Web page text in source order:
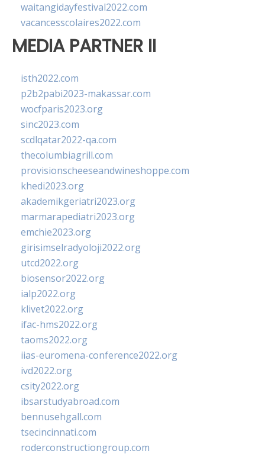
waitangidayfestival2022.com
vacancesscolaires2022.com
MEDIA PARTNER II
isth2022.com
p2b2pabi2023-makassar.com
wocfparis2023.org
sinc2023.com
scdlqatar2022-qa.com
thecolumbiagrill.com
provisionscheeseandwineshoppe.com
khedi2023.org
akademikgeriatri2023.org
marmarapediatri2023.org
emchie2023.org
girisimselradyoloji2022.org
utcd2022.org
biosensor2022.org
ialp2022.org
klivet2022.org
ifac-hms2022.org
taoms2022.org
iias-euromena-conference2022.org
ivd2022.org
csity2022.org
ibsarstudyabroad.com
bennusehgall.com
tsecincinnati.com
roderconstructiongroup.com